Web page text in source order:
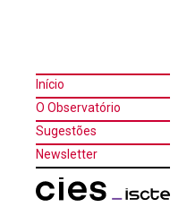
Início
O Observatório
Sugestões
Newsletter